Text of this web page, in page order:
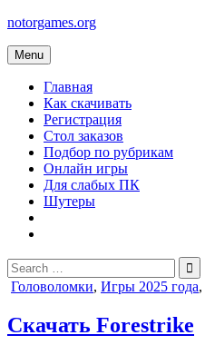
Skip
content
notorgames.org
Menu
Главная
Как скачивать
Регистрация
Стол заказов
Подбор по рубрикам
Онлайн игры
Для слабых ПК
Шутеры
Search
for:
Posted
Головоломки, Игры 2025 года,
Скачать Forestrike